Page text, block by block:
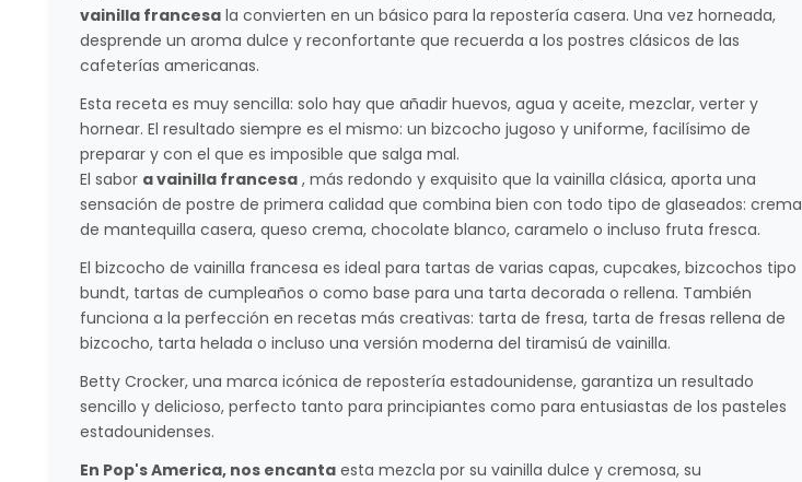
vainilla francesala convierten en un básico para la repostería casera. Una vez horneada,
desprende un aroma dulce y reconfortante que recuerda a los postres clásicos de las
cafeterías americanas.
Esta receta es muy sencilla: solo hay que añadir huevos, agua y aceite, mezclar, verter y
hornear. El resultado siempre es el mismo: un bizcocho jugoso y uniforme, facilísimo de
preparar y con el que es imposible que salga mal.
El sabor a vainilla francesa, más redondo y exquisito que la vainilla clásica, aporta una
sensación de postre de primera calidad que combina bien con todo tipo de glaseados: crema
de mantequilla casera, queso crema, chocolate blanco, caramelo o incluso fruta fresca.
El bizcocho de vainilla francesa es ideal para tartas de varias capas, cupcakes, bizcochos tipo
bundt, tartas de cumpleaños o como base para una tarta decorada o rellena. También
funciona a la perfección en recetas más creativas: tarta de fresa, tarta de fresas rellena de
bizcocho, tarta helada o incluso una versión moderna del tiramisú de vainilla.
Betty Crocker, una marca icónica de repostería estadounidense, garantiza un resultado
sencillo y delicioso, perfecto tanto para principiantes como para entusiastas de los pasteles
estadounidenses.
En Pop's America, nos encantaesta mezcla por su vainilla dulce y cremosa, su